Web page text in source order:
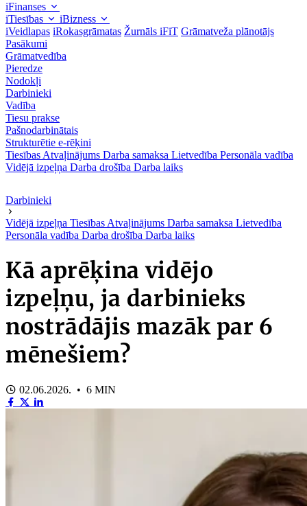
iFinanses
iTiesības
iBizness
iVeidlapas iRokasgrāmatas Žurnāls iFiT Grāmatveža plānotājs
Pasākumi
Grāmatvedība
Pieredze
Nodokļi
Darbinieki
Vadība
Tiesu prakse
Pašnodarbinātais
Strukturētie e-rēķini
Tiesības Atvaļinājums Darba samaksa Lietvedība Personāla vadība
Vidējā izpeļņa Darba drošība Darba laiks
Darbinieki
Vidējā izpeļņa Tiesības Atvaļinājums Darba samaksa Lietvedība
Personāla vadība Darba drošība Darba laiks
Kā aprēķina vidējo
izpeļņu, ja darbinieks
nostrādājis mazāk par 6
mēnešiem?
02.06.2026. • 6 MIN